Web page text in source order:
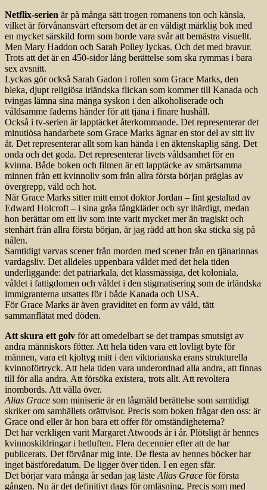
Netflix-serien är på många sätt trogen romanens ton och känsla,
vilket är förvånansvärt eftersom det är en väldigt märklig bok med
en mycket särskild form som borde vara svår att bemästra visuellt.
Men Mary Haddon och Sarah Polley lyckas. Och det med bravur.
Trots att det är en 450-sidor lång berättelse som ska rymmas i bara
sex avsnitt.
Lyckas gör också Sarah Gadon i rollen som Grace Marks, den
bleka, djupt religiösa irländska flickan som kommer till Kanada och
tvingas lämna sina många syskon i den alkoholiserade och
våldsamme faderns händer för att tjäna i finare hushåll.
Också i tv-serien är lapptäcket återkommande. Det representerar det
minutiösa handarbete som Grace Marks ägnar en stor del av sitt liv
åt. Det representerar allt som kan hända i en äktenskaplig säng. Det
onda och det goda. Det representerar livets våldsamhet för en
kvinna. Både boken och filmen är ett lapptäcke av smärtsamma
minnen från ett kvinnoliv som från allra första början präglas av
övergrepp, våld och hot.
När Grace Marks sitter mitt emot doktor Jordan – fint gestaltad av
Edward Holcroft – i sina gråa fångkläder och syr ihärdigt, medan
hon berättar om ett liv som inte varit mycket mer än tragiskt och
stenhårt från allra första början, är jag rädd att hon ska sticka sig på
nålen.
Samtidigt varvas scener från morden med scener från en tjänarinnas
vardagsliv. Det alldeles uppenbara våldet med det hela tiden
underliggande: det patriarkala, det klassmässiga, det koloniala,
våldet i fattigdomen och våldet i den stigmatisering som de irländska
immigranterna utsattes för i både Kanada och USA.
För Grace Marks är även graviditet en form av våld, tätt
sammanflätat med döden.
Att skura ett golv för att omedelbart se det trampas smutsigt av
andra människors fötter. Att hela tiden vara ett lovligt byte för
männen, vara ett kjoltyg mitt i den viktorianska erans strukturella
kvinnoförtryck. Att hela tiden vara underordnad alla andra, att finnas
till för alla andra. Att försöka existera, trots allt. Att revoltera
inombords. Att välla över.
Alias Grace som miniserie är en lågmäld berättelse som samtidigt
skriker om samhällets orättvisor. Precis som boken frågar den oss: är
Grace ond eller är hon bara ett offer för omständigheterna?
Det har verkligen varit Margaret Atwoods år i år. Plötsligt är hennes
kvinnoskildringar i hetluften. Flera decennier efter att de har
publicerats. Det förvånar mig inte. De flesta av hennes böcker har
inget bästföredatum. De ligger över tiden. I en egen sfär.
Det börjar vara många år sedan jag läste Alias Grace för första
gången. Nu är det definitivt dags för omläsning. Precis som med